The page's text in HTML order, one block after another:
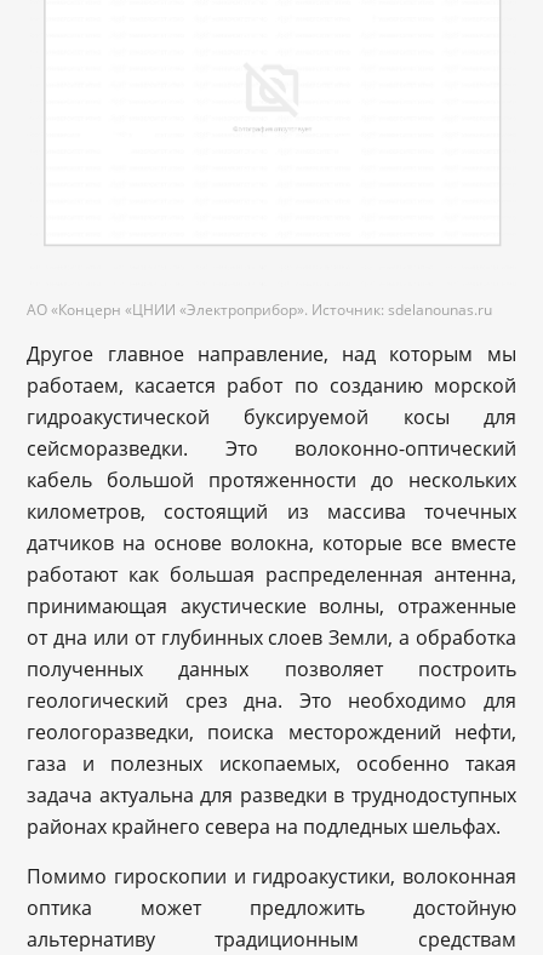
АО «Концерн «ЦНИИ «Электроприбор». Источник: sdelanounas.ru
Другое главное направление, над которым мы
работаем, касается работ по созданию морской
гидроакустической буксируемой косы для
сейсморазведки. Это волоконно-оптический
кабель большой протяженности до нескольких
километров, состоящий из массива точечных
датчиков на основе волокна, которые все вместе
работают как большая распределенная антенна,
принимающая акустические волны, отраженные
от дна или от глубинных слоев Земли, а обработка
полученных данных позволяет построить
геологический срез дна. Это необходимо для
геологоразведки, поиска месторождений нефти,
газа и полезных ископаемых, особенно такая
задача актуальна для разведки в труднодоступных
районах крайнего севера на подледных шельфах.
Помимо гироскопии и гидроакустики, волоконная
оптика может предложить достойную
альтернативу традиционным средствам